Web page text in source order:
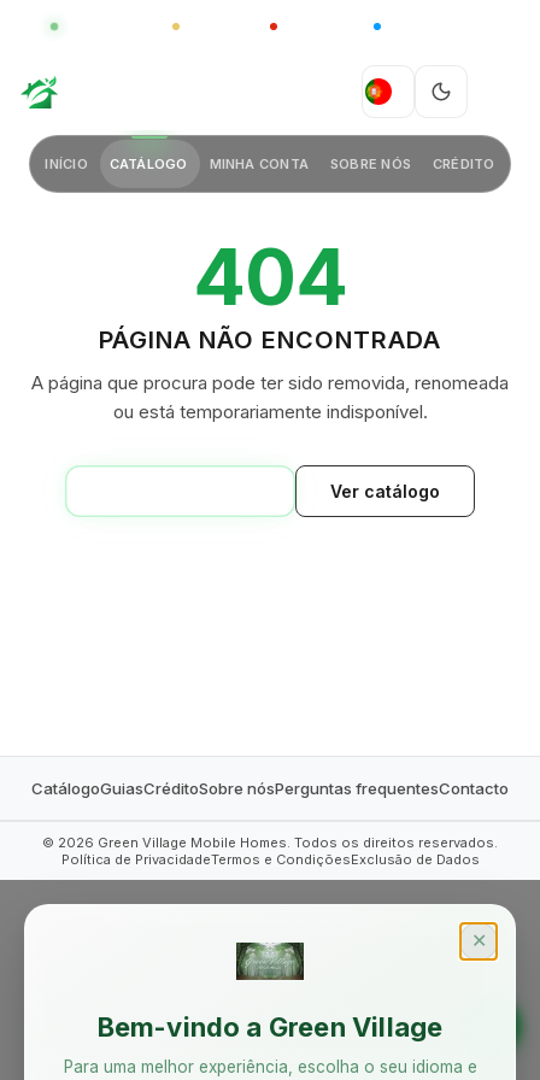
GLOBAL CHINA
PT
INÍCIO CATÁLOGO MINHA CONTA SOBRE NÓS CRÉDITO
404
PÁGINA NÃO ENCONTRADA
A página que procura pode ter sido removida, renomeada
ou está temporariamente indisponível.
Ver catálogo
CatálogoGuiasCréditoSobre nósPerguntas frequentesContacto
© 2026 Green Village Mobile Homes. Todos os direitos reservados.
Política de PrivacidadeTermos e CondiçõesExclusão de Dados
✕
Bem-vindo a Green Village
Para uma melhor experiência, escolha o seu idioma e